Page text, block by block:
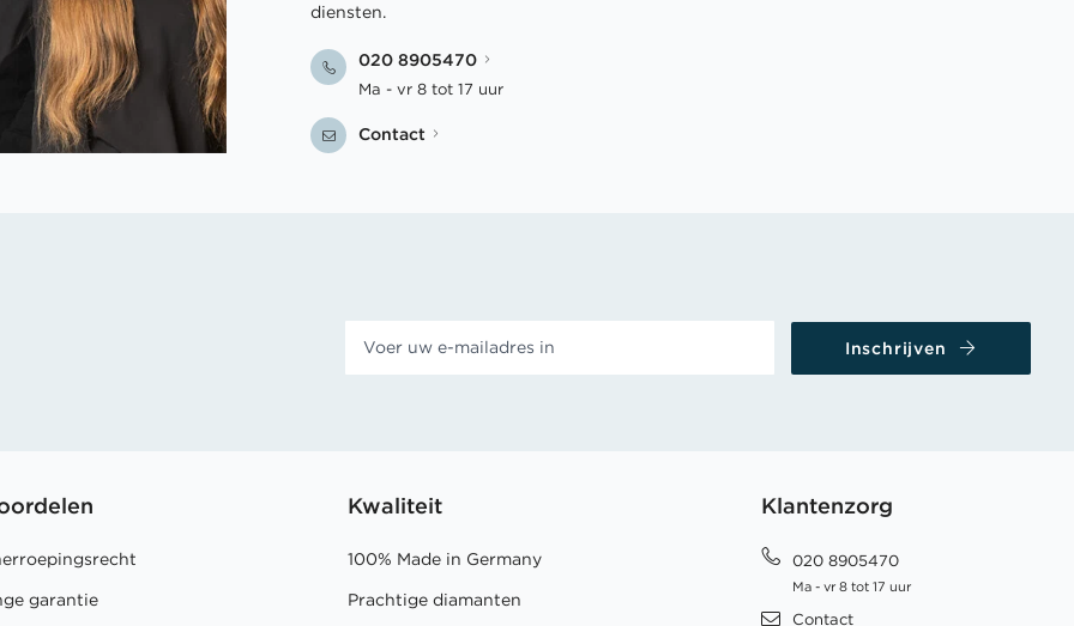
diensten.
020 8905470
Ma - vr 8 tot 17 uur
Contact
Inschrijven
garantie
Kwaliteit
100% Made in Germany
Prachtige diamanten
Klantenzorg
020 8905470
Ma - vr 8 tot 17 uur
Contact